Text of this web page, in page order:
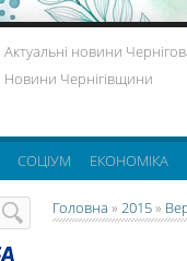
Актуальні новини
Новини Чернігівщини
СОЦІУМ ЕКОНОМІКА
Головна » 2015»